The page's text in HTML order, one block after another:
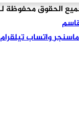
ماسنجرواتسابتيلقرام